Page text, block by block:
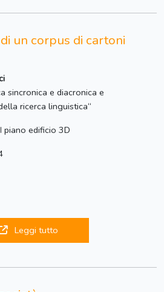
un corpus di cartoni
sincronica e diacronica e
ricerca linguistica“
piano edificio 3D
Leggi tutto